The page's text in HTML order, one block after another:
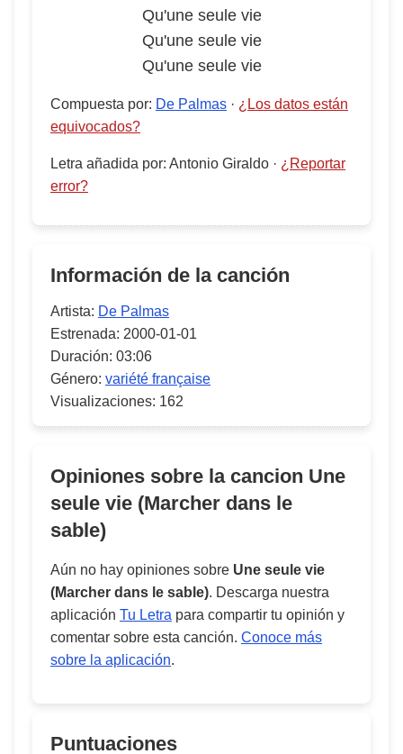
Qu'une seule vie
Qu'une seule vie
Qu'une seule vie
Compuesta por: De Palmas · ¿Los datos están
equivocados?
Letra añadida por: Antonio Giraldo · ¿Reportar
error?
Información de la canción
Artista: De Palmas
Estrenada: 2000-01-01
Duración: 03:06
Género: variété française
Visualizaciones: 162
Opiniones sobre la cancion Une
seule vie (Marcher dans le
sable)
Aún no hay opiniones sobre Une seule vie
(Marcher dans le sable). Descarga nuestra
aplicación Tu Letra para compartir tu opinión y
comentar sobre esta canción. Conoce más
sobre la aplicación.
Puntuaciones